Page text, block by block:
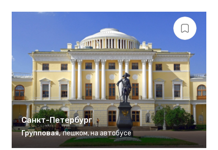
Санкт-Петербург
Групповая, пешком, на автобусе